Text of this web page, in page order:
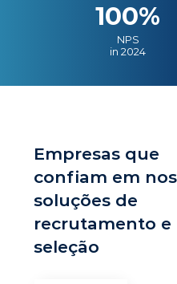
100%
NPS
in 2024
Empresas que
confiam em
soluções de
recrutamento e
seleção